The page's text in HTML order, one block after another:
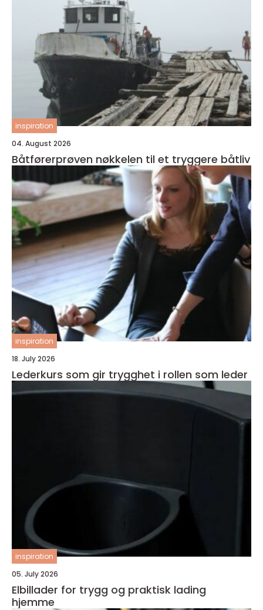
inspiration
04. August 2026
Båtførerprøven nøkkelen til et tryggere båtliv
inspiration
18. July 2026
Lederkurs som gir trygghet i rollen som leder
inspiration
05. July 2026
Elbillader for trygg og praktisk lading
hjemme